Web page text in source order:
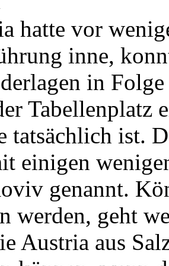
hatte vor
inne,
in
Tabellenplatz
tatsächlich ist.
einigen
genannt.
werden, geht
Austria aus